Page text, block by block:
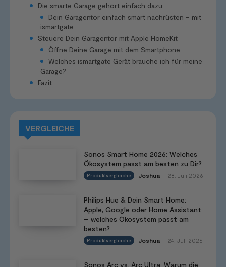
Die smarte Garage gehört einfach dazu
Dein Garagentor einfach smart nachrüsten – mit
ismartgate
Steuere Dein Garagentor mit Apple HomeKit
Öffne Deine Garage mit dem Smartphone
Welches ismartgate Gerät brauche ich für meine
Garage?
Fazit
VERGLEICHE
Sonos Smart Home 2026: Welches
Ökosystem passt am besten zu Dir?
Produktvergleiche Joshua 28. Juli 2026
Philips Hue & Dein Smart Home:
Apple, Google oder Home Assistant
– welches Ökosystem passt am
besten?
Produktvergleiche Joshua 24. Juli 2026
Sonos Arc vs. Arc Ultra: Warum die